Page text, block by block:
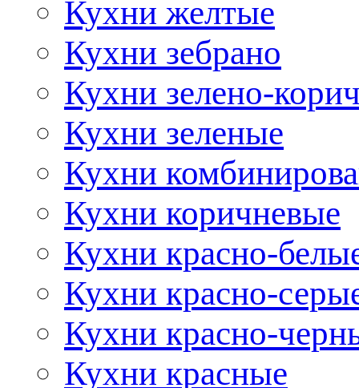
Кухни желтые
Кухни зебрано
Кухни зелено-
Кухни зеленые
Кухни
Кухни коричневые
Кухни красно-
Кухни красно-
Кухни красно-
Кухни красные